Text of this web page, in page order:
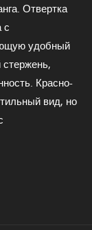
Отвертка
с
удобный
стержень,
Красно-
вид, но